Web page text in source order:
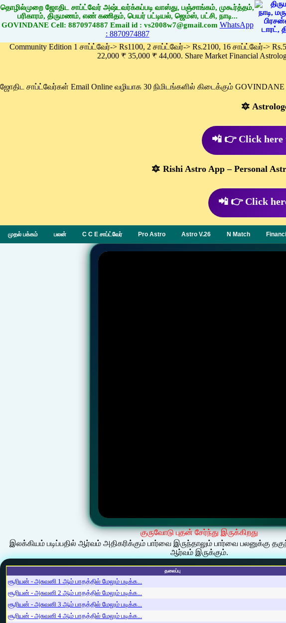
தொழில்முறை ஜோதிட சாப்ட்வேர் அஷ்டவர்க்கப்படி வாஸ்து, பஞ்சாங்கம், முகூர்த்தம்,
பரிகாரம், திருமணம், எண் கணிதம், பெயர் பட்டியல், ஜெம்ஸ், பட்சி, நாடி...
GOVINDANE Cell: 8870974887 Email id : vs2008w7@gmail.com WhatsApp
: 8870974887
Community Edition 1 சாப்ட்வேர்-> Rs1100, 2 சாப்ட்வேர்-> Rs.2100, 16 சாப்ட்வேர்->
22,000 ₹ 35,000 ₹ 44,000. Share Market Financial
ஜோதிட சாப்ட்வேர்கள் Email Online வழியாக 30 நிமிடங்களில் கிடைக்கும் GOVINDANE
🔯
📲 👉 Click here
🔯 Rishi Astro App – Personal
📲 👉 Click
முதல் பக்கம் பலன் C C E சாப்ட்வேர் Pro Astro Astro V.26 N Match
குருவோடு புதன் சேர்ந்து இருக்கிறது
இலக்கியம் படிப்பதில் ஆர்வம் அதிகரிக்கும் பார்வை இருந்தாலும் பார்வை பலனுக்கு
ஆர்வம் இருக்கும்.
தலைப்பு
சூரியன் - அசுவனி 1 ஆம் பாதத்தில் மேலும் படிக்க...
சூரியன் - அசுவனி 2 ஆம் பாதத்தில் மேலும் படிக்க...
சூரியன் - அசுவனி 3 ஆம் பாதத்தில் மேலும் படிக்க...
சூரியன் - அசுவனி 4 ஆம் பாதத்தில் மேலும் படிக்க...